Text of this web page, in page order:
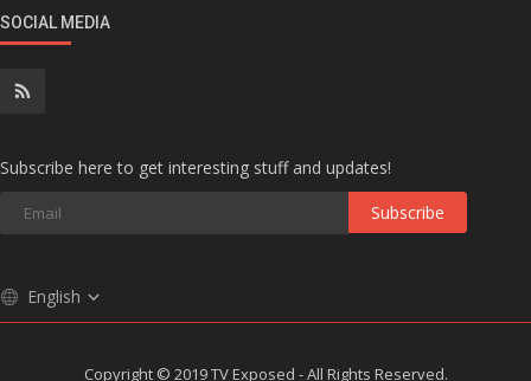
SOCIAL MEDIA
Subscribe here to get interesting stuff and updates!
Subscribe
English
Copyright © 2019 TV Exposed - All Rights Reserved.